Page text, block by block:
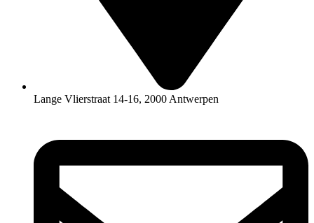
Lange Vlierstraat 14-16, 2000 Antwerpen